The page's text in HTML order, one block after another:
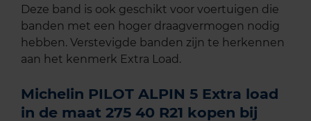
Deze band is ook geschikt voor voertuigen die
banden met een hoger draagvermogen nodig
hebben. Verstevigde banden zijn te herkennen
aan het kenmerk Extra Load.
Michelin PILOT ALPIN 5 Extra load
in de maat 275 40 R21 kopen bij